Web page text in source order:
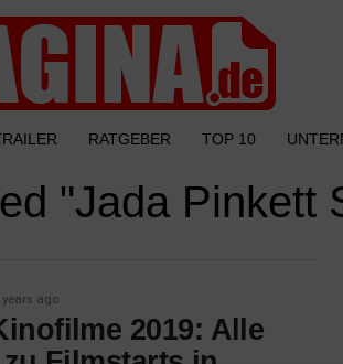
RATGEBER TOP 10
"Jada Pinkett
years ago
2019: Alle